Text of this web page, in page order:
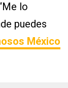
lo
puedes
México